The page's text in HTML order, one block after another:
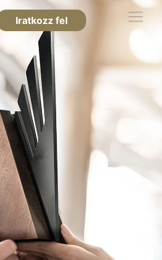
Iratkozz fel